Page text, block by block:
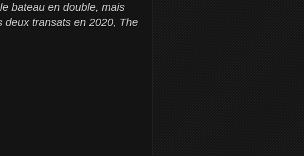
bateau en double, mais
deux transats en 2020, The